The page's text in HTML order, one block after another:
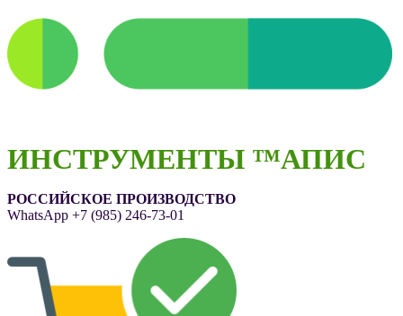
ИНСТРУМЕНТЫ ™АПИС
РОССИЙСКОЕ ПРОИЗВОДСТВО
WhatsApp +7 (985) 246-73-01